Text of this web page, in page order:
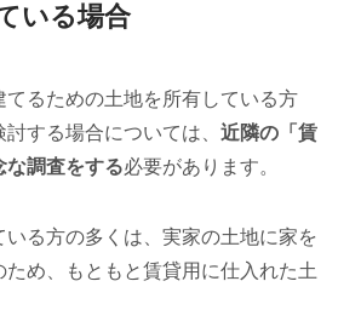
いる場合
るための土地を所有している方
する場合については、 近隣の「賃
な調査をする必要があります。
る方の多くは、実家の土地に家を
め、もともと賃貸用に仕入れた土